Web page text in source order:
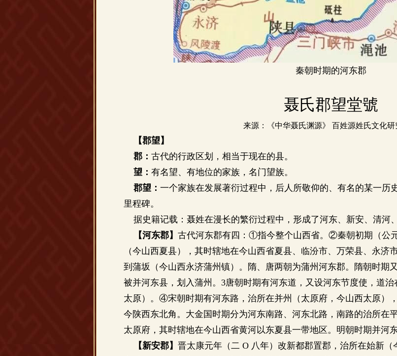
秦朝时期的河东郡
聂氏郡望堂號
来源：《中华聂氏渊源》 百姓源姓氏文化研
【郡望】
郡： 古代的行政区划，相当于现在的县。
望： 有名望、有地位的家族，名门望族。
郡望： 一个家族在发展著衍过程中，后人所敬仰的、有名的某一历
里程碑。
据史籍记载：聂姓在漫长的繁衍过程中，形成了河东、新安、清河
【河东郡】 古代河东郡有四：①指今整个山西省。②秦朝初期（公
（今山西夏县），其时辖地在今山西省夏县、临汾市、万荣县、永济
到蒲坂（今山西永济蒲州镇）。隋、唐两朝为蒲州河东郡。隋朝时期
被并河东县，划入蒲州。3唐朝时期有河东道，又设河东节度使，道
太原）。④宋朝时期有河东路，治所在并州（太原府，今山西太原）
今陕西东北角。大金国时期分为河东南路、河东北路，南路的治所在
太原府，其时辖地在今山西省黄河以东夏县一带地区。明朝时期并河东
【新安郡】 晋太康元年（二 O 八年）改新都郡置郡，治所在始新